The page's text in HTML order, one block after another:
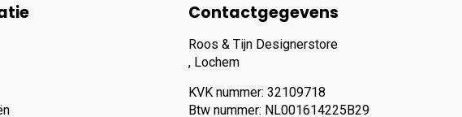
Contactgegevens
Roos & Tijn Designerstore
, Lochem
KVK nummer: 32109718
Btw nummer: NL001614225B29